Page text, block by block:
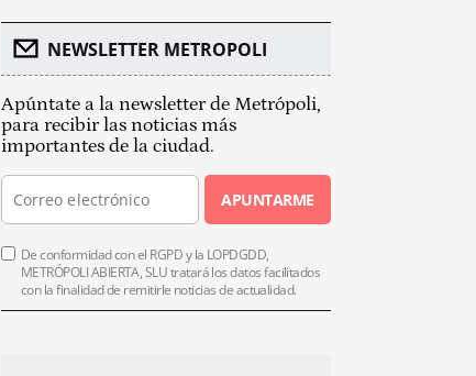
NEWSLETTER METROPOLI
Apúntate a la newsletter de Metrópoli,
para recibir las noticias más
importantes de la ciudad.
APUNTARME
De conformidad con el RGPD y la LOPDGDD,
METRÓPOLI ABIERTA, SLU tratará los datos facilitados
con la finalidad de remitirle noticias de actualidad.